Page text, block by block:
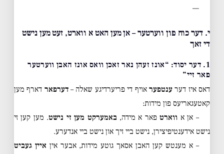
—
י. דער כוח פון ווערטער – אן מען האט א ווארט, זעט מען נישט
די זאך
1. דער יסוד: “אונז זעהן נאר זאכן וואס אונז האבן ווערטער
פאר זיי”
דאס איז דערענטפער אויף די פריערדיגע שאלה –דערפאר דארף מען
קאטעגאריעס פון מידות:
– אן א ווארטפאר א מידה,באמערקט מען זי נישט. מען קען זי
נישט אידענטיפיצירן, נישט ביי זיך און נישט ביי אנדערע.
– א מענטש קען האבן אסאך גוטע מידות, אבער אין איין געביט